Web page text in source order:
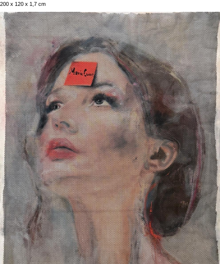
200 x 120 x 1,7 cm
Abbrechen
Absenden